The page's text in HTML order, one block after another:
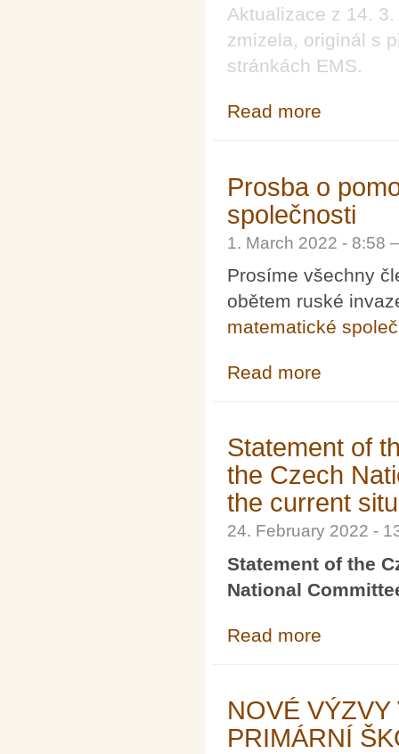
Aktualizace z 14.
zmizela, originál s
stránkách EMS.
Read more
Prosba o
společnosti
1. March 2022 -
Prosíme všechny
obětem ruské
matematické
Read more
Statement of
the Czech
the current
24. February 2022 -
Statement of the
National
Read more
NOVÉ
PRIMÁRNÍ